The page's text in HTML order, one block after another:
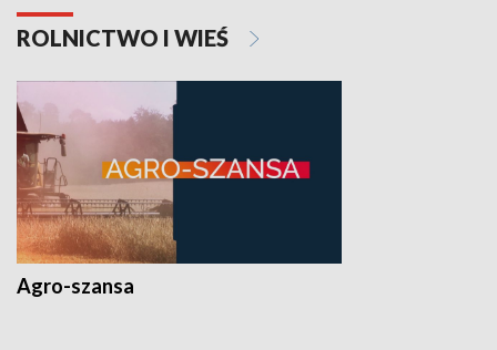
ROLNICTWO I WIEŚ
Agro-szansa